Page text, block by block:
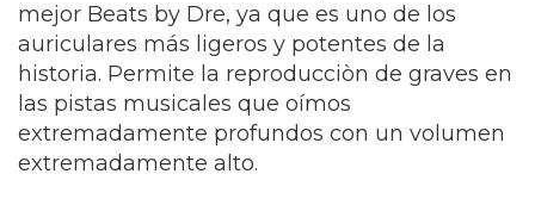
mejor Beats by Dre, ya que es uno de los
auriculares más ligeros y potentes de la
historia. Permite la reproducciòn de graves en
las pistas musicales que oímos
extremadamente profundos con un volumen
extremadamente alto.